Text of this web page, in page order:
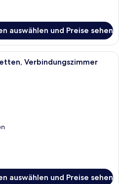
auswählen und Preise sehen
Ein modernes Hotelzimmer mit
Verbindungszimmer
auswählen und Preise sehen